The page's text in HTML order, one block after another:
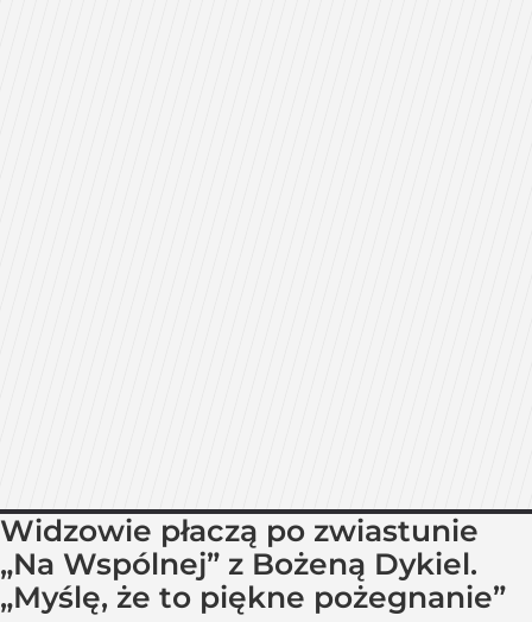
Widzowie płaczą po zwiastunie
„Na Wspólnej” z Bożeną Dykiel.
„Myślę, że to piękne pożegnanie”